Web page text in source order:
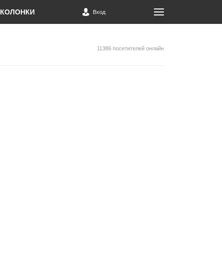
КОЛОНКИ Вход
11386 посетителей онлайн